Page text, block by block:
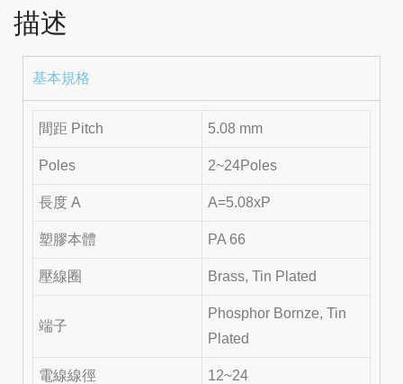
描述
基本規格
間距 Pitch 5.08 mm
Poles 2~24Poles
長度 A A=5.08xP
塑膠本體 PA 66
壓線圈 Brass, Tin Plated
端子
Phosphor Bornze, Tin
Plated
電線線徑 12~24